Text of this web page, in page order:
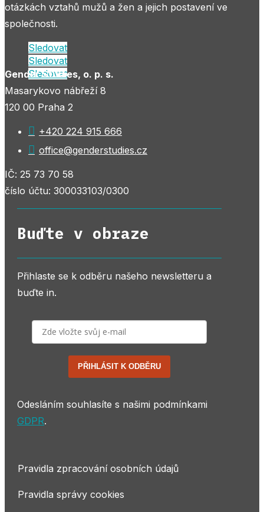
otázkách vztahů mužů a žen a jejich postavení ve
společnosti.
Sledovat
Sledovat
Sledovat
Gender Studies, o. p. s.
Masarykovo nábřeží 8
120 00 Praha 2
 +420 224 915 666
 office@genderstudies.cz
IČ: 25 73 70 58
číslo účtu: 300033103/0300
Buďte v obraze
Přihlaste se k odběru našeho newsletteru a
buďte in.
PŘIHLÁSIT K ODBĚRU
Odesláním souhlasíte s našimi podmínkami
GDPR.
Pravidla zpracování osobních údajů
Pravidla správy cookies